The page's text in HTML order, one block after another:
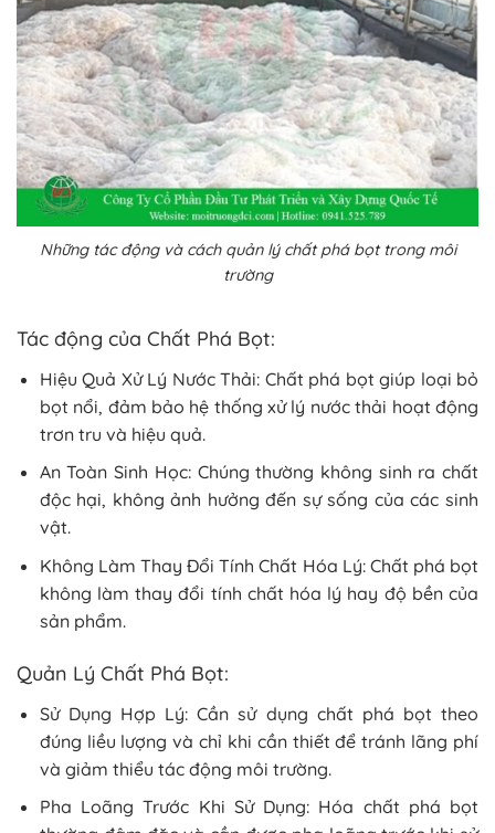
Những tác động và cách quản lý chất phá bọt trong môi
trường
Tác động của Chất Phá Bọt:
Hiệu Quả Xử Lý Nước Thải: Chất phá bọt giúp loại bỏ
bọt nổi, đảm bảo hệ thống xử lý nước thải hoạt động
trơn tru và hiệu quả.
An Toàn Sinh Học: Chúng thường không sinh ra chất
độc hại, không ảnh hưởng đến sự sống của các sinh
vật.
Không Làm Thay Đổi Tính Chất Hóa Lý: Chất phá bọt
không làm thay đổi tính chất hóa lý hay độ bền của
sản phẩm.
Quản Lý Chất Phá Bọt:
Sử Dụng Hợp Lý: Cần sử dụng chất phá bọt theo
đúng liều lượng và chỉ khi cần thiết để tránh lãng phí
và giảm thiểu tác động môi trường.
Pha Loãng Trước Khi Sử Dụng: Hóa chất phá bọt